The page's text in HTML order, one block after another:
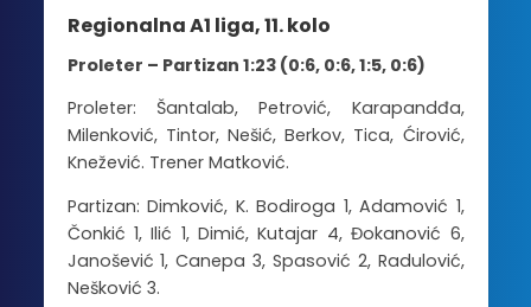
Regionalna A1 liga, 11. kolo
Proleter – Partizan 1:23 (0:6, 0:6, 1:5, 0:6)
Proleter: Šantalab, Petrović, Karapandđa,
Milenković, Tintor, Nešić, Berkov, Tica, Ćirović,
Knežević. Trener Matković.
Partizan: Dimković, K. Bodiroga 1, Adamović 1,
Čonkić 1, Ilić 1, Dimić, Kutajar 4, Đokanović 6,
Janošević 1, Canepa 3, Spasović 2, Radulović,
Nešković 3.